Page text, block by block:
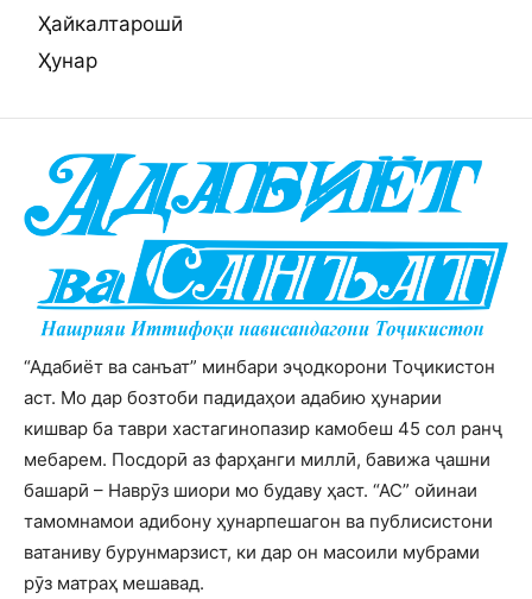
Ҳайкалтарошӣ
Ҳунар
“Адабиёт ва санъат” минбари эҷодкорони Тоҷикистон
аст. Мо дар бозтоби падидаҳои адабию ҳунарии
кишвар ба таври хастагинопазир камобеш 45 сол ранҷ
мебарем. Посдорӣ аз фарҳанги миллӣ, бавижа ҷашни
башарӣ – Наврӯз шиори мо будаву ҳаст. “АС” ойинаи
тамомнамои адибону ҳунарпешагон ва публисистони
ватаниву бурунмарзист, ки дар он масоили мубрами
рӯз матраҳ мешавад.